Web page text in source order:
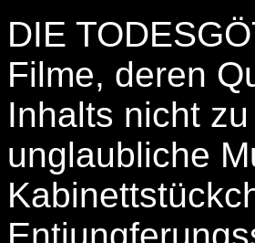
DIE
Filme, deren
Inhalts nicht
unglaubliche